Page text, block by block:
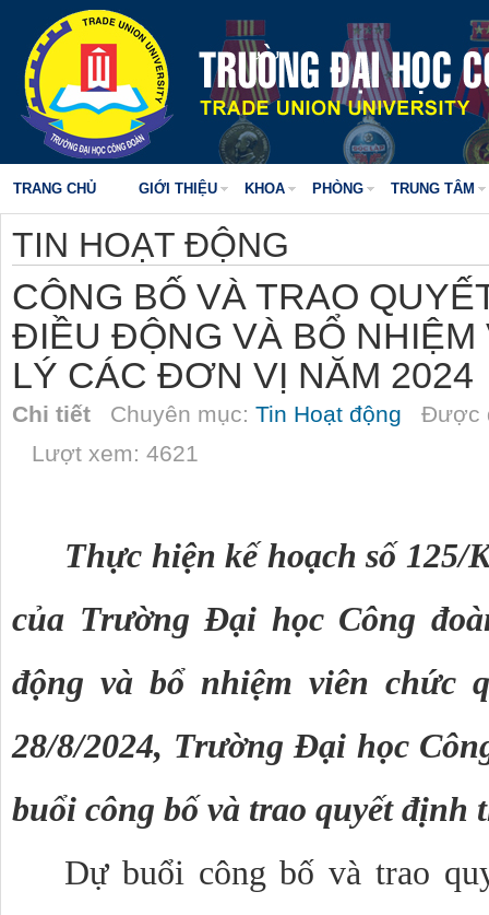
TRANG CHỦ GIỚI THIỆU KHOA PHÒNG TRUNG TÂM
TIN HOẠT ĐỘNG
CÔNG BỐ VÀ TRAO
ĐIỀU ĐỘNG VÀ BỔ
LÝ CÁC ĐƠN VỊ NĂM 2024
Chi tiết Chuyên mục: Tin Hoạt động Được
Lượt xem: 4621
Thực hiện kế hoạch số
của Trường Đại học Công
động và bổ nhiệm viên chức
28/8/2024, Trường Đại học
buổi công bố và trao quyết định
Dự buổi công bố và trao